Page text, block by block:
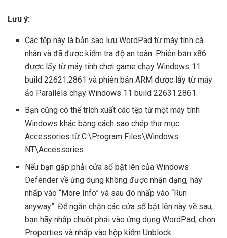
Lưu ý:
Các tệp này là bản sao lưu WordPad từ máy tính cá
nhân và đã được kiểm tra độ an toàn. Phiên bản x86
được lấy từ máy tính chơi game chạy Windows 11
build 22621.2861 và phiên bản ARM được lấy từ máy
ảo Parallels chạy Windows 11 build 22631.2861.
Bạn cũng có thể trích xuất các tệp từ một máy tính
Windows khác bằng cách sao chép thư mục
Accessories từ C:\Program Files\Windows
NT\Accessories.
Nếu bạn gặp phải cửa sổ bật lên của Windows
Defender về ứng dụng không được nhận dạng, hãy
nhấp vào “More Info” và sau đó nhấp vào “Run
anyway”. Để ngăn chặn các cửa sổ bật lên này về sau,
bạn hãy nhấp chuột phải vào ứng dụng WordPad, chọn
Properties và nhấp vào hộp kiểm Unblock.